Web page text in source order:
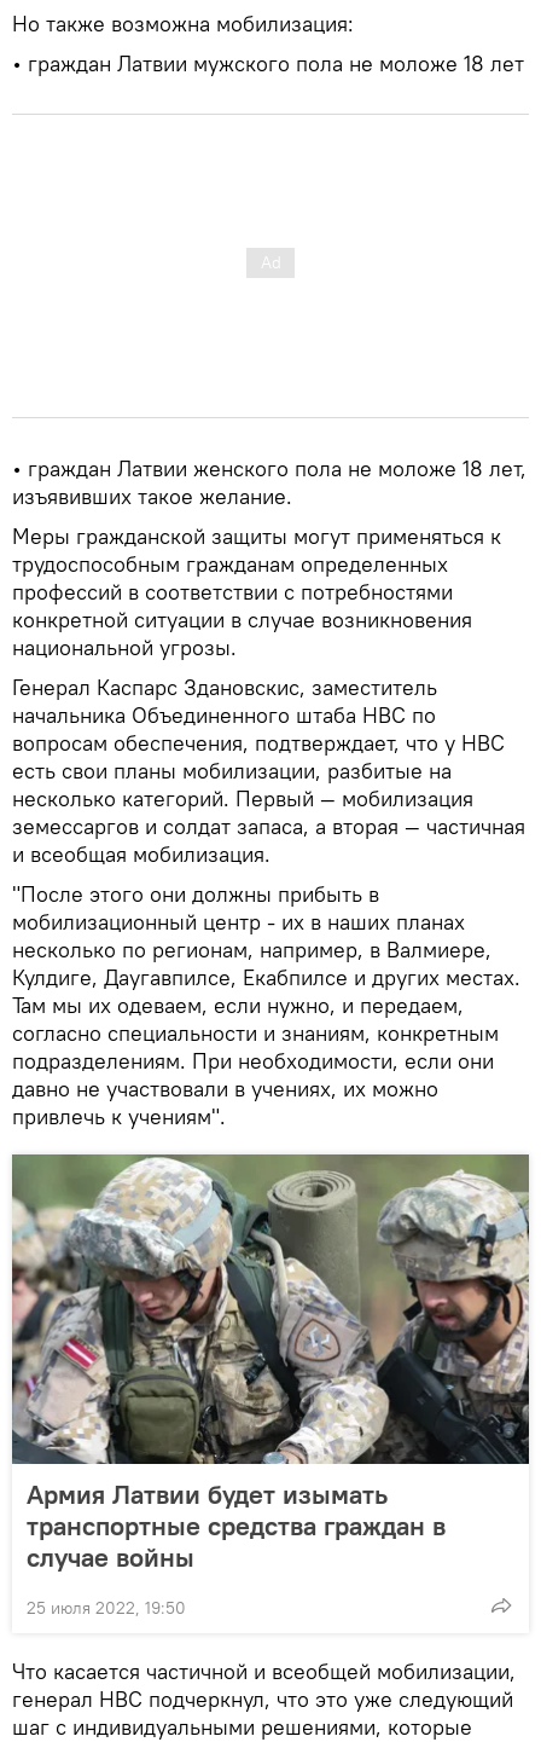
Но также возможна мобилизация:
• граждан Латвии мужского пола не моложе 18 лет
• граждан Латвии женского пола не моложе 18 лет,
изъявивших такое желание.
Меры гражданской защиты могут применяться к
трудоспособным гражданам определенных
профессий в соответствии с потребностями
конкретной ситуации в случае возникновения
национальной угрозы.
Генерал Каспарс Здановскис, заместитель
начальника Объединенного штаба НВС по
вопросам обеспечения, подтверждает, что у НВС
есть свои планы мобилизации, разбитые на
несколько категорий. Первый — мобилизация
земессаргов и солдат запаса, а вторая — частичная
и всеобщая мобилизация.
"После этого они должны прибыть в
мобилизационный центр - их в наших планах
несколько по регионам, например, в Валмиере,
Кулдиге, Даугавпилсе, Екабпилсе и других местах.
Там мы их одеваем, если нужно, и передаем,
согласно специальности и знаниям, конкретным
подразделениям. При необходимости, если они
давно не участвовали в учениях, их можно
привлечь к учениям".
Армия Латвии будет изымать
транспортные средства граждан в
случае войны
25 июля 2022, 19:50
Что касается частичной и всеобщей мобилизации,
генерал НВС подчеркнул, что это уже следующий
шаг с индивидуальными решениями, которые